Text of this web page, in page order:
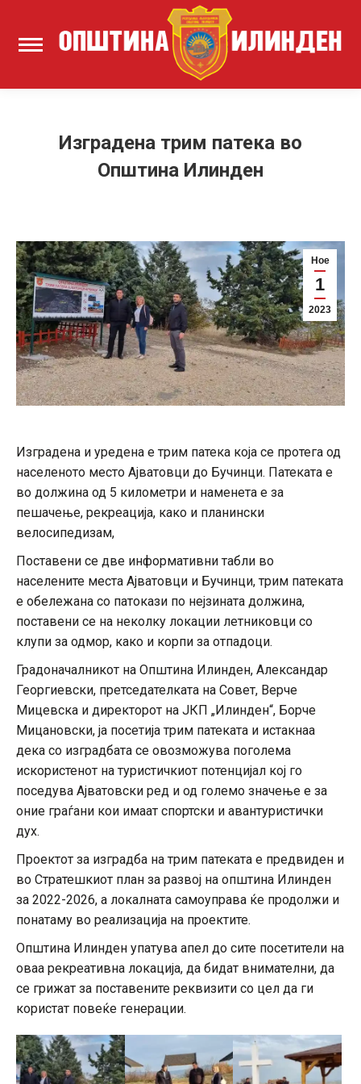
Изградена трим патека во
Општина Илинден
Ное
1
2023
Изградена и уредена е трим патека која се протега од
населеното место Ајватовци до Бучинци. Патеката е
во должина од 5 километри и наменета е за
пешачење, рекреација, како и планински
велосипедизам,
Поставени се две информативни табли во
населените места Ајватовци и Бучинци, трим патеката
е обележана со патокази по нејзината должина,
поставени се на неколку локации летниковци со
клупи за одмор, како и корпи за отпадоци.
Градоначалникот на Општина Илинден, Александар
Георгиевски, претседателката на Совет, Верче
Мицевска и директорот на ЈКП „Илинден“, Борче
Мицановски, ја посетија трим патеката и истакнаа
дека со изградбата се овозможува поголема
искористенот на туристичкиот потенцијал кој го
поседува Ајватовски ред и од големо значење е за
оние граѓани кои имаат спортски и авантуристички
дух.
Проектот за изградба на трим патеката е предвиден и
во Стратешкиот план за развој на општина Илинден
за 2022-2026, а локалната самоуправа ќе продолжи и
понатаму во реализација на проектите.
Општина Илинден упатува апел до сите посетители на
оваа рекреативна локација, да бидат внимателни, да
се грижат за поставените реквизити со цел да ги
користат повеќе генерации.